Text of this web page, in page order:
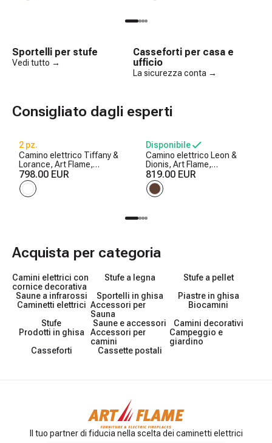
Sportelli per stufe
Vedi tutto →
Casseforti per casa e
ufficio
La sicurezza conta →
Consigliato dagli esperti
2 pz.
Camino elettrico Tiffany &
Lorance, Art Flame,
850x1100x270 mm, 1500W,
3 colori di fiamma, 2 livelli di
riscaldamento, 5 livelli di
798.00 EUR
Disponibile
Camino elettrico Leon &
Dionis, Art Flame,
958x1096x280 mm, 1500W,
2 livelli di riscaldamento, 5
livelli di luminosita, Timer
819.00 EUR
Acquista per categoria
Camini elettrici con
cornice decorativa
Stufe a legna
Stufe a pellet
Saune a infrarossi
Sportelli in ghisa
Piastre in ghisa
Caminetti elettrici Accessori per
Sauna
Biocamini
Stufe
Saune e accessori
Camini decorativi
Prodotti in ghisa
Accessori per
camini
Campeggio e
giardino
Casseforti
Cassette postali
Il tuo partner di fiducia nella scelta dei caminetti elettrici